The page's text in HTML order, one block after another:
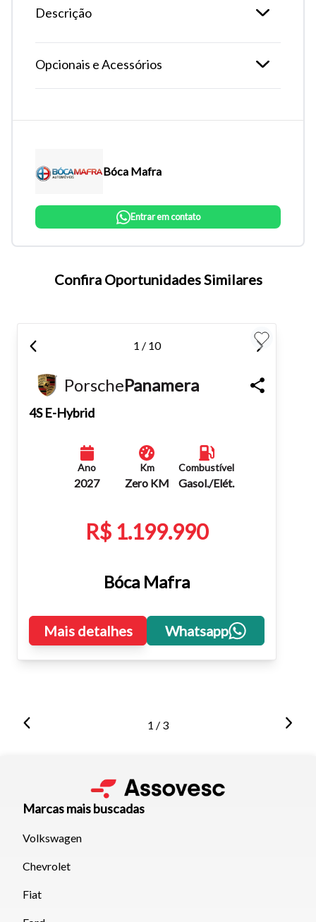
Tamanho do texto
atalhos Ctrl+ (para aumentar) e Ctrl- (para diminuir) no seu
teclado.
Fechar
Descrição
Opcionais e Acessórios
Bóca Mafra
Entrar em contato
Confira Oportunidades Similares
1 / 10
PorschePanamera
4S E-Hybrid
Ano
2027
Km
Zero KM
Combustível
Gasol./Elét.
R$ 1.199.990
Bóca Mafra
Mais detalhes Whatsapp
1 / 3
Marcas mais buscadas
Volkswagen
Chevrolet
Fiat